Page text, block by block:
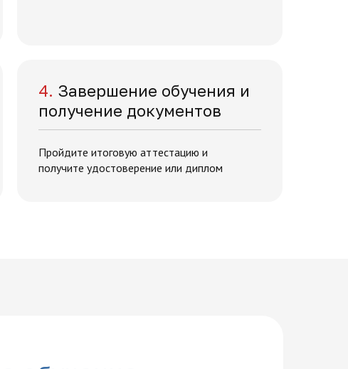
4. Завершение обучения и
получение документов
Пройдите итоговую аттестацию и
получите удостоверение или диплом